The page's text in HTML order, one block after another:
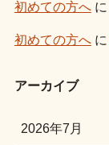
初めての方へに
初めての方へに
アーカイブ
2026年7月